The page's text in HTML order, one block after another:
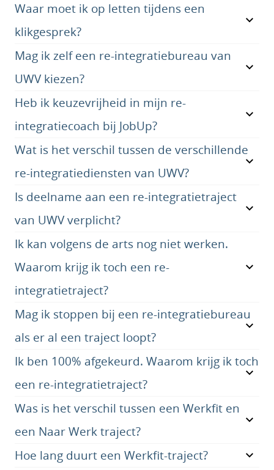
Waar moet ik op letten tijdens een
klikgesprek?
Mag ik zelf een re-integratiebureau van
UWV kiezen?
Heb ik keuzevrijheid in mijn re-
integratiecoach bij JobUp?
Wat is het verschil tussen de verschillende
re-integratiediensten van UWV?
Is deelname aan een re-integratietraject
van UWV verplicht?
Ik kan volgens de arts nog niet werken.
Waarom krijg ik toch een re-
integratietraject?
Mag ik stoppen bij een re-integratiebureau
als er al een traject loopt?
Ik ben 100% afgekeurd. Waarom krijg ik toch
een re-integratietraject?
Was is het verschil tussen een Werkfit en
een Naar Werk traject?
Hoe lang duurt een Werkfit-traject?